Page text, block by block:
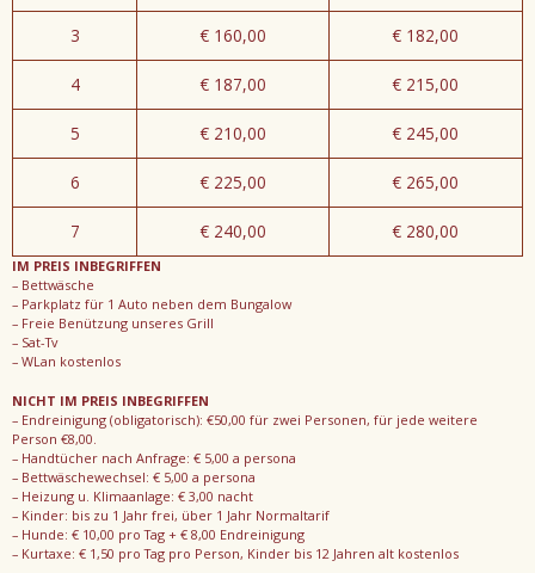
3 € 160,00 € 182,00
4 € 187,00 € 215,00
5 € 210,00 € 245,00
6 € 225,00 € 265,00
7 € 240,00 € 280,00
IM PREIS INBEGRIFFEN
– Bettwäsche
– Parkplatz für 1 Auto neben dem Bungalow
– Freie Benützung unseres Grill
– Sat-Tv
– WLan kostenlos
NICHT IM PREIS INBEGRIFFEN
– Endreinigung (obligatorisch): €50,00 für zwei Personen, für jede weitere
Person €8,00.
– Handtücher nach Anfrage: € 5,00 a persona
– Bettwäschewechsel: € 5,00 a persona
– Heizung u. Klimaanlage: € 3,00 nacht
– Kinder: bis zu 1 Jahr frei, über 1 Jahr Normaltarif
– Hunde: € 10,00 pro Tag + € 8,00 Endreinigung
– Kurtaxe: € 1,50 pro Tag pro Person, Kinder bis 12 Jahren alt kostenlos